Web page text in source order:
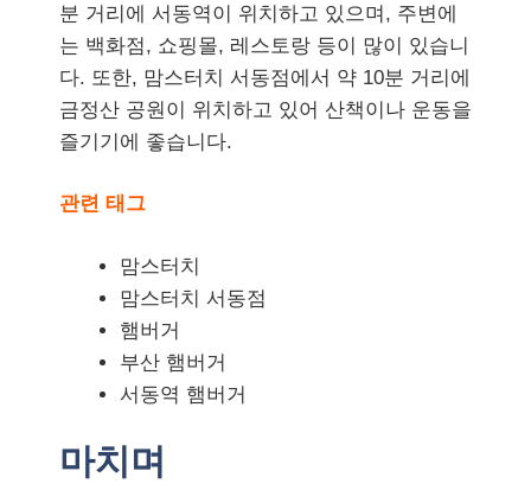
분 거리에 서동역이 위치하고 있으며, 주변에
는 백화점, 쇼핑몰, 레스토랑 등이 많이 있습니
다. 또한, 맘스터치 서동점에서 약 10분 거리에
금정산 공원이 위치하고 있어 산책이나 운동을
즐기기에 좋습니다.
관련 태그
맘스터치
맘스터치 서동점
햄버거
부산 햄버거
서동역 햄버거
마치며